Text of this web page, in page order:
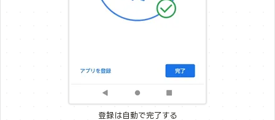
登録は自動で完了する